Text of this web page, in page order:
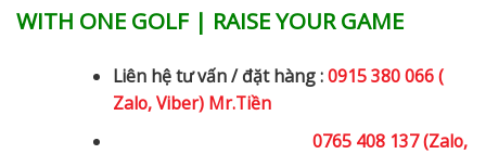
WITH ONE GOLF | RAISE YOUR GAME
Liên hệ tư vấn / đặt hàng :0915 380 066 (
Zalo, Viber) Mr.Tiền
0765 408 137 (Zalo,